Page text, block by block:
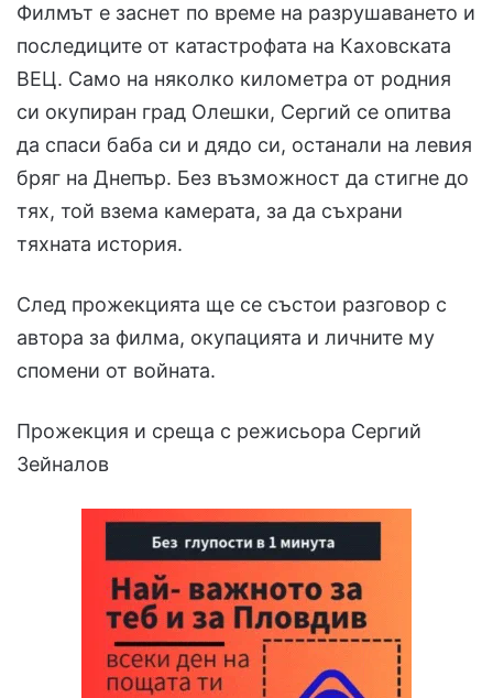
Филмът е заснет по време на разрушаването и
последиците от катастрофата на Каховската
ВЕЦ. Само на няколко километра от родния
си окупиран град Олешки, Сергий се опитва
да спаси баба си и дядо си, останали на левия
бряг на Днепър. Без възможност да стигне до
тях, той взема камерата, за да съхрани
тяхната история.
След прожекцията ще се състои разговор с
автора за филма, окупацията и личните му
спомени от войната.
Прожекция и среща с режисьора Сергий
Зейналов